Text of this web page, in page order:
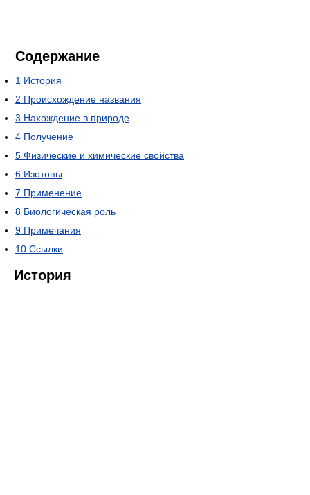
Содержание
1 История
2 Происхождение названия
3 Нахождение в природе
4 Получение
5 Физические и химические свойства
6 Изотопы
7 Применение
8 Биологическая роль
9 Примечания
10 Ссылки
История